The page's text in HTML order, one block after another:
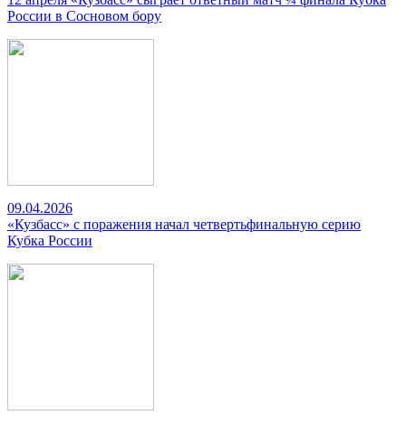
России в Сосновом бору
09.04.2026
«Кузбасс» с поражения начал четвертьфинальную серию
Кубка России